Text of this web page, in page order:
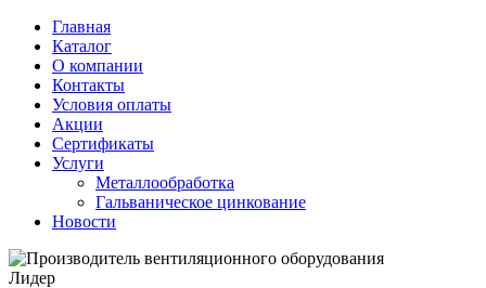
Главная
Каталог
О компании
Контакты
Условия оплаты
Акции
Сертификаты
Услуги
Металлообработка
Гальваническое цинкование
Новости
Лидер